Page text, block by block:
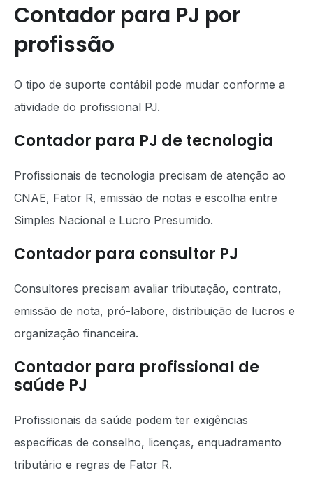
Contador para PJ por
profissão
O tipo de suporte contábil pode mudar conforme a
atividade do profissional PJ.
Contador para PJ de tecnologia
Profissionais de tecnologia precisam de atenção ao
CNAE, Fator R, emissão de notas e escolha entre
Simples Nacional e Lucro Presumido.
Contador para consultor PJ
Consultores precisam avaliar tributação, contrato,
emissão de nota, pró-labore, distribuição de lucros e
organização financeira.
Contador para profissional de
saúde PJ
Profissionais da saúde podem ter exigências
específicas de conselho, licenças, enquadramento
tributário e regras de Fator R.